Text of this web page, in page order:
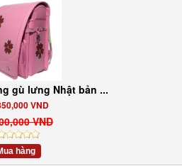
gù lưng Nhật bản ...
VND
VND
hàng